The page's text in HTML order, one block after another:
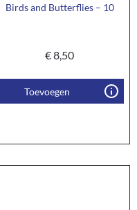
Birds and Butterflies – 10
€8,50
Toevoegen